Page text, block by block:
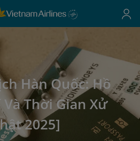
Hàn Quốc: Hồ
Và Thời Gian Xử
2025]